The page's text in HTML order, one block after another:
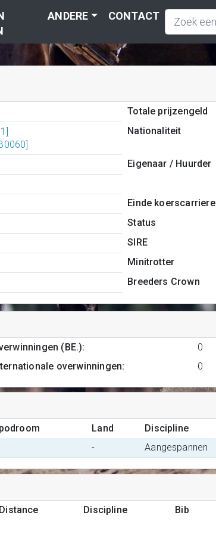
ANDERE CONTACT
Totale prijzengeld
Nationaliteit
Eigenaar / Huurder
Einde koerscarriere
Status
SIRE
Minitrotter
Breeders Crown
(BE.):
0
overwinningen: 0
Land Discipline
- Aangespannen
Distance Discipline Bib